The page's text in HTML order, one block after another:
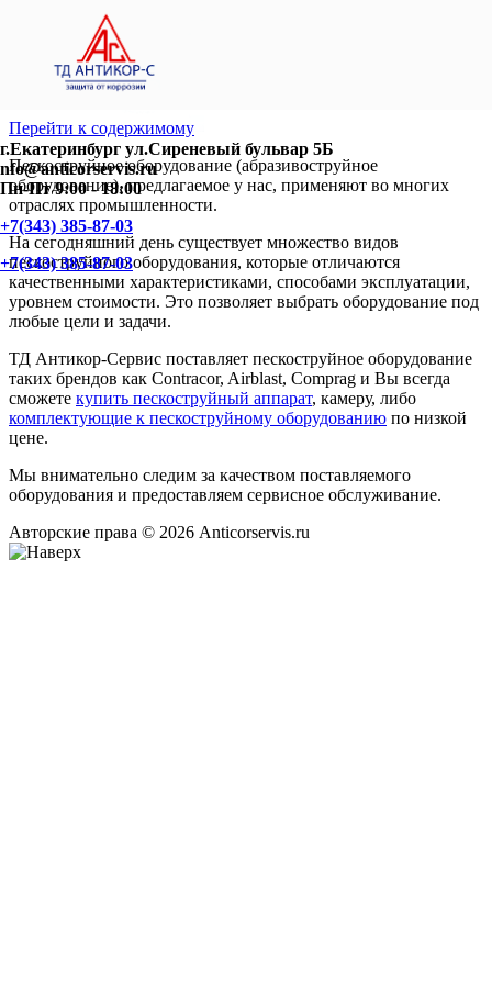
Перейти к содержимому
Пескоструйное оборудование (абразивоструйное
оборудование), предлагаемое у нас, применяют во многих
отраслях промышленности.
На сегодняшний день существует множество видов
пескоструйного оборудования, которые отличаются
качественными характеристиками, способами эксплуатации,
уровнем стоимости. Это позволяет выбрать оборудование под
любые цели и задачи.
ТД Антикор-Сервис поставляет пескоструйное оборудование
таких брендов как Contracor, Airblast, Comprag и Вы всегда
сможете купить пескоструйный аппарат, камеру, либо
комплектующие к пескоструйному оборудованию по низкой
цене.
Мы внимательно следим за качеством поставляемого
оборудования и предоставляем сервисное обслуживание.
Авторские права © 2026 Anticorservis.ru
г.Екатеринбург ул.Сиреневый бульвар 5Б
nfo@anticorservis.ru
Пн-Пт 9:00 - 18:00
+7(343) 385-87-03
+7(343) 385-87-03